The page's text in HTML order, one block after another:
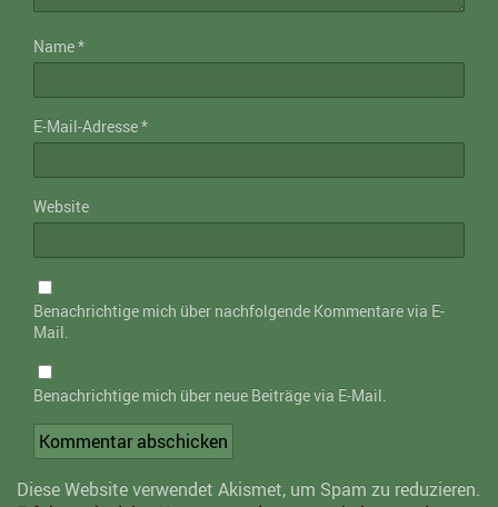
Name*
E-Mail-Adresse*
Website
Benachrichtige mich über nachfolgende Kommentare via E-
Mail.
Benachrichtige mich über neue Beiträge via E-Mail.
Diese Website verwendet Akismet, um Spam zu reduzieren.